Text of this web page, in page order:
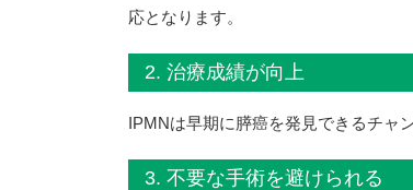
応となります。
2. 治療成績が向上
IPMNは早期に膵癌を発見できるチャ
3. 不要な手術を避けられる